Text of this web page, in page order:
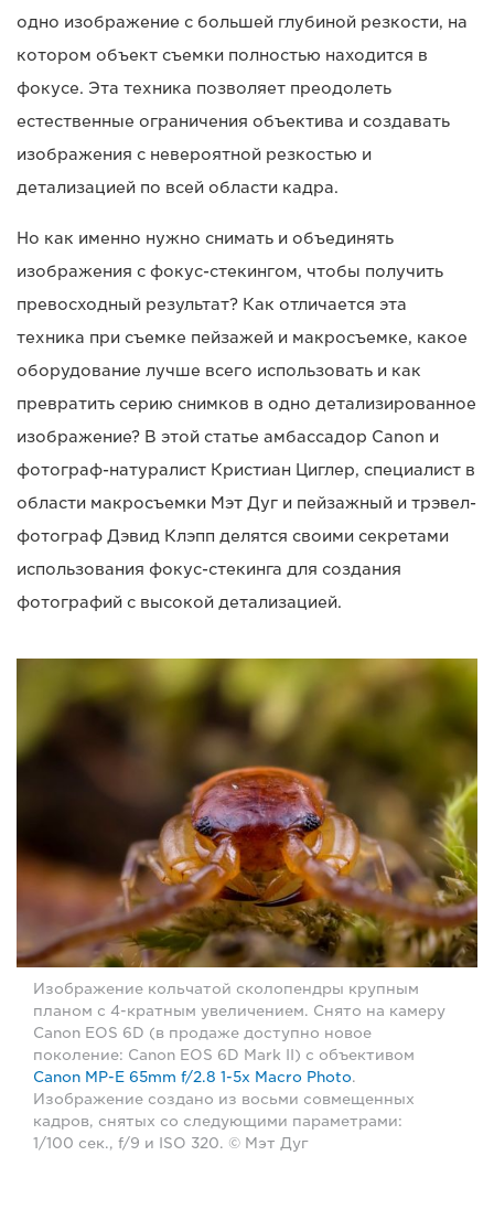
одно изображение с большей глубиной резкости, на
котором объект съемки полностью находится в
фокусе. Эта техника позволяет преодолеть
естественные ограничения объектива и создавать
изображения с невероятной резкостью и
детализацией по всей области кадра.
Но как именно нужно снимать и объединять
изображения с фокус-стекингом, чтобы получить
превосходный результат? Как отличается эта
техника при съемке пейзажей и макросъемке, какое
оборудование лучше всего использовать и как
превратить серию снимков в одно детализированное
изображение? В этой статье амбассадор Canon и
фотограф-натуралист Кристиан Циглер, специалист в
области макросъемки Мэт Дуг и пейзажный и трэвел-
фотограф Дэвид Клэпп делятся своими секретами
использования фокус-стекинга для создания
фотографий с высокой детализацией.
Изображение кольчатой сколопендры крупным
планом с 4-кратным увеличением. Снято на камеру
Canon EOS 6D (в продаже доступно новое
поколение: Canon EOS 6D Mark II) с объективом
Canon MP-E 65mm f/2.8 1-5x Macro Photo.
Изображение создано из восьми совмещенных
кадров, снятых со следующими параметрами:
1/100 сек., f/9 и ISO 320. © Мэт Дуг